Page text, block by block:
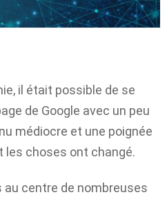
il était possible de se
de Google avec un peu
médiocre et une poignée
les choses ont changé.
centre de nombreuses